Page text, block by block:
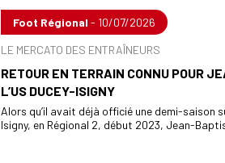
Foot Régional - 10/07/2026
LE MERCATO DES ENTRAÎNEURS
RETOUR EN TERRAIN CONNU POUR
L’US DUCEY-ISIGNY
Alors qu’il avait déjà officié une demi-saison
Isigny, en Régional 2, début 2023, Jean-